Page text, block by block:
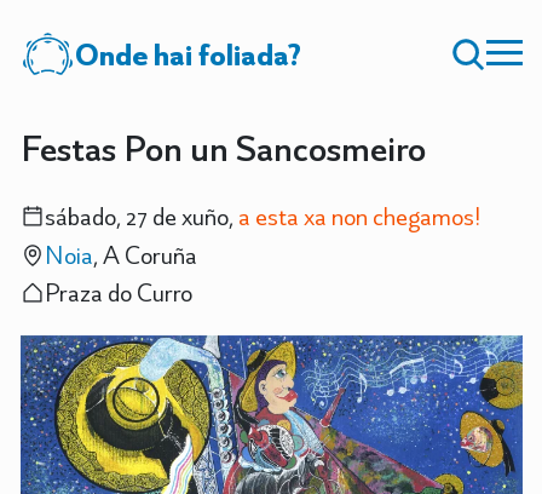
Onde hai foliada?
Festas Pon un Sancosmeiro
sábado, 27 de xuño, a esta xa non chegamos!
Noia, A Coruña
Praza do Curro